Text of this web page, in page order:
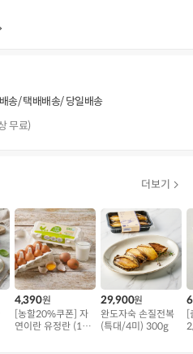
송 택배배송 당일배송
무료)
더보기
4,390원
[농할20%쿠폰] 자
연이란 유정란 (10
29,900원
완도자숙 손질전복
(특대/4미) 300g
[